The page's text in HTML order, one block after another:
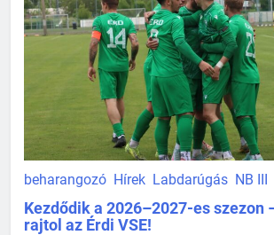
beharangozó Hírek Labdarúgás NB III
Kezdődik a 2026–2027-es szezon
rajtol az Érdi VSE!